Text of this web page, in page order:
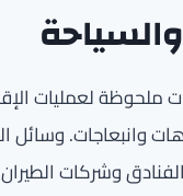
ملحوظة لعمليات
وانبعاجات. وسائل
وشركات الطيران